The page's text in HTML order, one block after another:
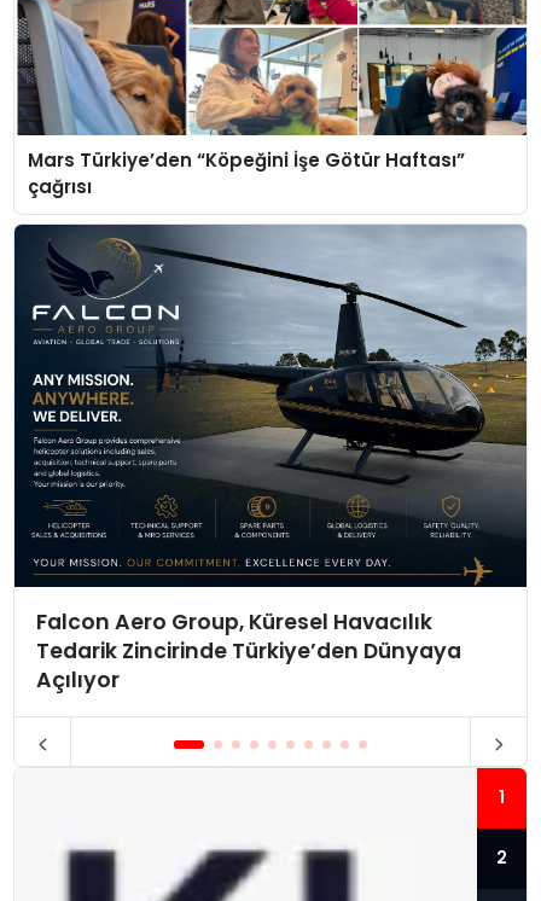
Mars Türkiye’den “Köpeğini İşe Götür Haftası”
çağrısı
Falcon Aero Group, Küresel Havacılık
Tedarik Zincirinde Türkiye’den Dünyaya
Açılıyor
1
2